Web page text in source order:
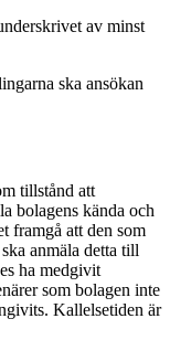
av minst
ska ansökan
tillstånd att
bolagens kända och
framgå att den som
anmäla detta till
ha medgivit
som bolagen inte
Kallelsetiden är